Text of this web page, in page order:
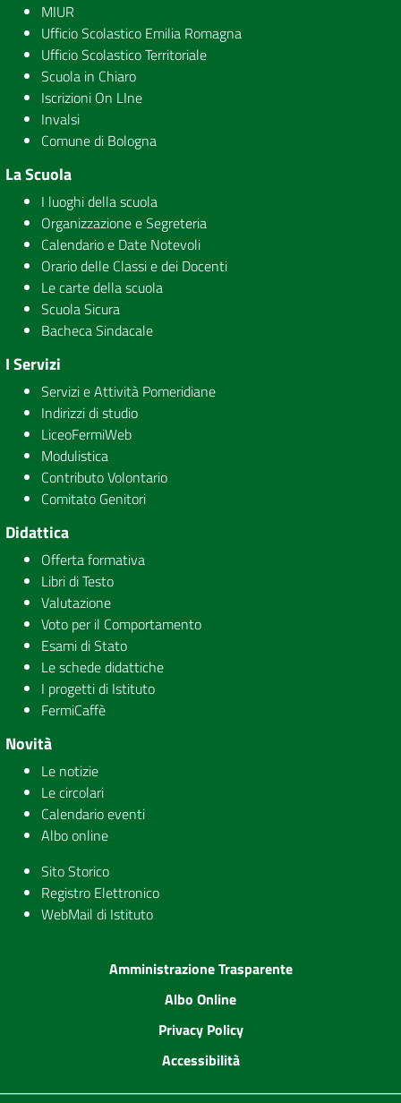
MIUR
Ufficio Scolastico Emilia Romagna
Ufficio Scolastico Territoriale
Scuola in Chiaro
Iscrizioni On LIne
Invalsi
Comune di Bologna
La Scuola
I luoghi della scuola
Organizzazione e Segreteria
Calendario e Date Notevoli
Orario delle Classi e dei Docenti
Le carte della scuola
Scuola Sicura
Bacheca Sindacale
I Servizi
Servizi e Attività Pomeridiane
Indirizzi di studio
LiceoFermiWeb
Modulistica
Contributo Volontario
Comitato Genitori
Didattica
Offerta formativa
Libri di Testo
Valutazione
Voto per il Comportamento
Esami di Stato
Le schede didattiche
I progetti di Istituto
FermiCaffè
Novità
Le notizie
Le circolari
Calendario eventi
Albo online
Sito Storico
Registro Elettronico
WebMail di Istituto
Amministrazione Trasparente
Albo Online
Privacy Policy
Accessibilità